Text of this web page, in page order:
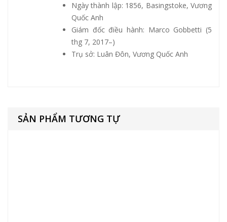
Ngày thành lập: 1856, Basingstoke, Vương
Quốc Anh
Giám đốc điều hành: Marco Gobbetti (5
thg 7, 2017–)
Trụ sở: Luân Đôn, Vương Quốc Anh
SẢN PHẨM TƯƠNG TỰ